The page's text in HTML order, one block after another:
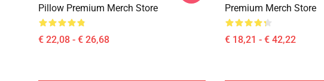
Pillow Premium Merch Store
€ 22,08 - € 26,68
Premium Merch Store
€ 18,21 - € 42,22